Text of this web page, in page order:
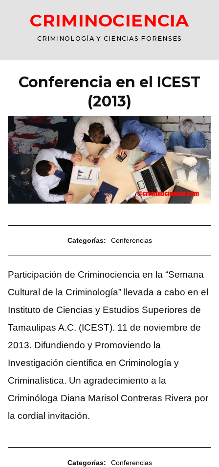
CRIMINOCIENCIA
CRIMINOLOGÍA Y CIENCIAS FORENSES
Conferencia en el ICEST
(2013)
Categorías: Conferencias
Participación de Criminociencia en la “Semana
Cultural de la Criminología” llevada a cabo en el
Instituto de Ciencias y Estudios Superiores de
Tamaulipas A.C. (ICEST). 11 de noviembre de
2013. Difundiendo y Promoviendo la
Investigación científica en Criminología y
Criminalística. Un agradecimiento a la
Criminóloga Diana Marisol Contreras Rivera por
la cordial invitación.
Categorías: Conferencias